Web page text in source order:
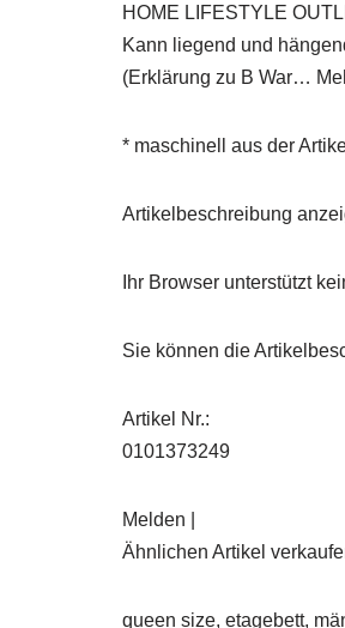
HOME LIFESTYLE
Kann liegend und
(Erklärung zu B War…
* maschinell aus der
Artikelbeschreibung
Ihr Browser unterstützt
Sie können die
Artikel Nr.:
0101373249
Melden |
Ähnlichen Artikel
queen size, etagebett,